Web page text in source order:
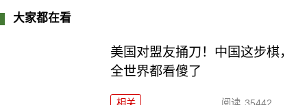
大家都在看
美国对盟友捅刀！中国这步棋，
全世界都看傻了
相关 阅读 35442